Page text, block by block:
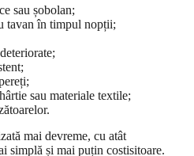
sau șobolan;
tavan în timpul nopții;
sau materiale textile;
mai devreme, cu atât
simplă și mai puțin costisitoare.